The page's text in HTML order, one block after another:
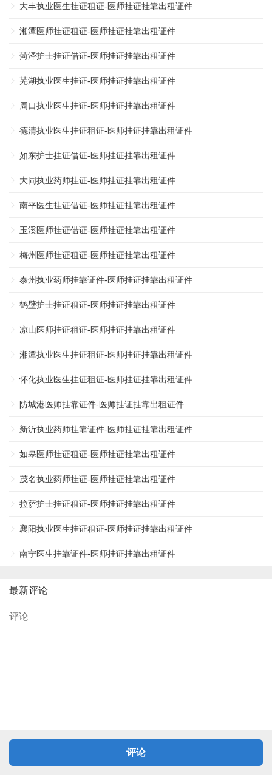
大丰执业医生挂证租证-医师挂证挂靠出租证件
湘潭医师挂证租证-医师挂证挂靠出租证件
菏泽护士挂证借证-医师挂证挂靠出租证件
芜湖执业医生挂证-医师挂证挂靠出租证件
周口执业医生挂证-医师挂证挂靠出租证件
德清执业医生挂证租证-医师挂证挂靠出租证件
如东护士挂证借证-医师挂证挂靠出租证件
大同执业药师挂证-医师挂证挂靠出租证件
南平医生挂证借证-医师挂证挂靠出租证件
玉溪医师挂证借证-医师挂证挂靠出租证件
梅州医师挂证租证-医师挂证挂靠出租证件
泰州执业药师挂靠证件-医师挂证挂靠出租证件
鹤壁护士挂证租证-医师挂证挂靠出租证件
凉山医师挂证租证-医师挂证挂靠出租证件
湘潭执业医生挂证租证-医师挂证挂靠出租证件
怀化执业医生挂证租证-医师挂证挂靠出租证件
防城港医师挂靠证件-医师挂证挂靠出租证件
新沂执业药师挂靠证件-医师挂证挂靠出租证件
如皋医师挂证租证-医师挂证挂靠出租证件
茂名执业药师挂证-医师挂证挂靠出租证件
拉萨护士挂证租证-医师挂证挂靠出租证件
襄阳执业医生挂证租证-医师挂证挂靠出租证件
南宁医生挂靠证件-医师挂证挂靠出租证件
最新评论
评论